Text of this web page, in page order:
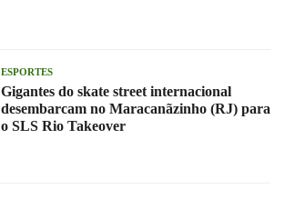
ESPORTES
Gigantes do skate street internacional
desembarcam no Maracanãzinho (RJ) para
o SLS Rio Takeover